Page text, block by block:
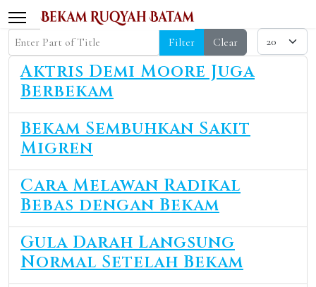
Enter Part of Title Filter Clear Display #
Aktris Demi Moore Juga
Berbekam
Bekam Sembuhkan Sakit
Migren
Cara Melawan Radikal
Bebas dengan Bekam
Gula Darah Langsung
Normal Setelah Bekam